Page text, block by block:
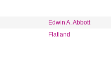
Edwin A. Abbott
Flatland